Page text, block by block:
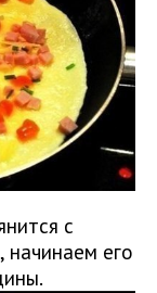
с
начинаем его